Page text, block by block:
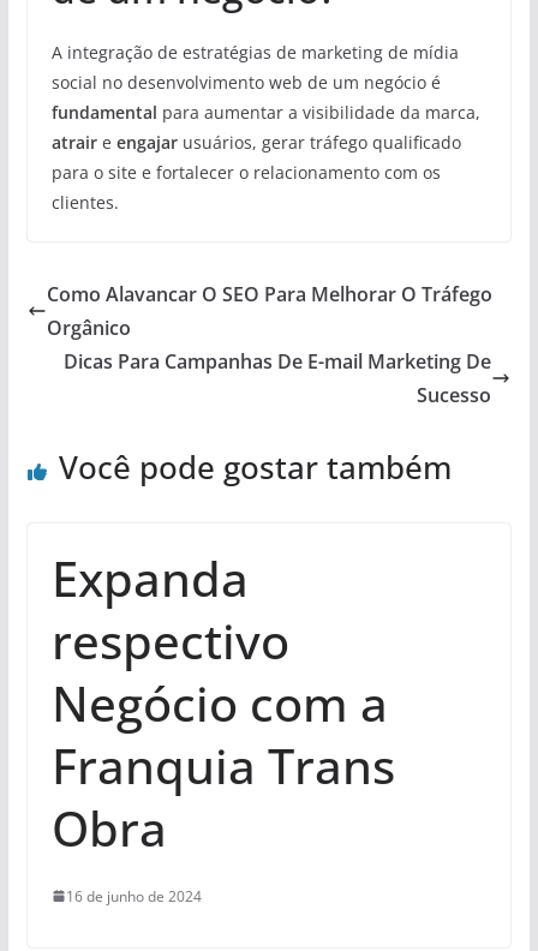
A integração de estratégias de marketing de mídia
social no desenvolvimento web de um negócio é
fundamental para aumentar a visibilidade da marca,
atraire engajarusuários, gerar tráfego qualificado
para o site e fortalecer o relacionamento com os
clientes.
Como Alavancar O SEO Para Melhorar O Tráfego
Orgânico
Dicas Para Campanhas De E-mail Marketing De
Sucesso
Você pode gostar também
Expanda
respectivo
Negócio com a
Franquia Trans
Obra
16 de junho de 2024